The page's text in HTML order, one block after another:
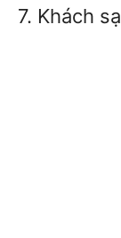
7. Khách